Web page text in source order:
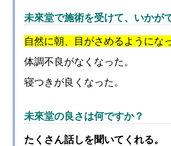
未來堂で施術を受けて、いかが
自然に朝、目がさめるようにな
体調不良がなくなった。
寝つきが良くなった。
未來堂の良さは何ですか？
たくさん話しを聞いてくれる。